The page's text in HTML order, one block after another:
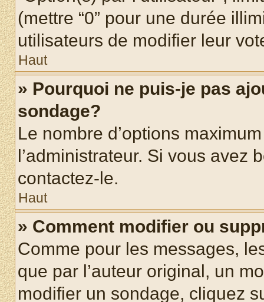
(mettre “0” pour une durée
utilisateurs de modifier leur
Haut
» Pourquoi ne puis-je pas
sondage?
Le nombre d’options
l’administrateur. Si vous avez
contactez-le.
Haut
» Comment modifier ou
Comme pour les messages,
que par l’auteur original, un
modifier un sondage, cliquez